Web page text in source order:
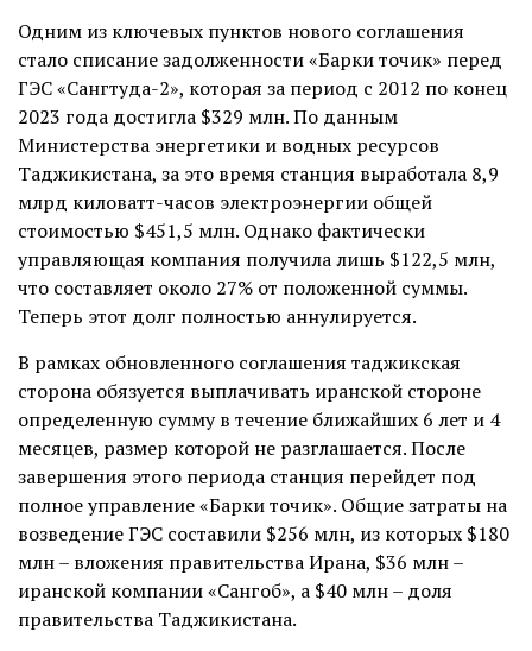
Одним из ключевых пунктов нового соглашения
стало списание задолженности «Барки точик» перед
ГЭС «Сангтуда-2», которая за период с 2012 по конец
2023 года достигла $329 млн. По данным
Министерства энергетики и водных ресурсов
Таджикистана, за это время станция выработала 8,9
млрд киловатт-часов электроэнергии общей
стоимостью $451,5 млн. Однако фактически
управляющая компания получила лишь $122,5 млн,
что составляет около 27% от положенной суммы.
Теперь этот долг полностью аннулируется.
В рамках обновленного соглашения таджикская
сторона обязуется выплачивать иранской стороне
определенную сумму в течение ближайших 6 лет и 4
месяцев, размер которой не разглашается. После
завершения этого периода станция перейдет под
полное управление «Барки точик». Общие затраты на
возведение ГЭС составили $256 млн, из которых $180
млн – вложения правительства Ирана, $36 млн –
иранской компании «Сангоб», а $40 млн – доля
правительства Таджикистана.